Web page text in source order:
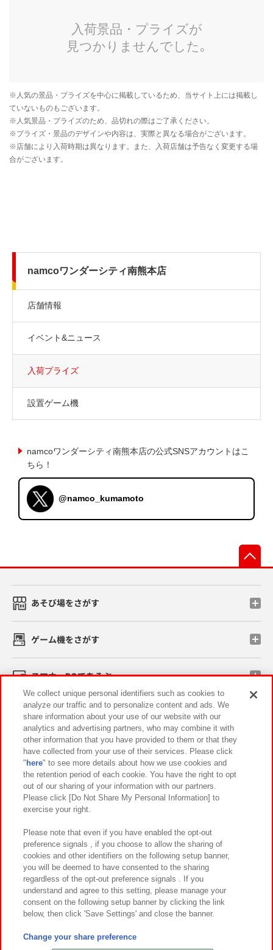
namcoワンダーシティ南熊本店
店舗情報
イベント&ニュース
入荷プライズ
設置ゲーム機
namcoワンダーシティ南熊本店の公式SNSアカウントはこ
ちら！
@namco_kumamoto
あそび場をさがす
ゲーム機をさがす
スマホ・PCであそぶ
イベント・キャンペーン
関連会社 サステナビリティ サイトポリシー
プライバシーポリシー ウェブアクセシビリティ方針と検証結果
お取引先さまとともに
カスタマーハラスメント対応方針 よくあるご質問・お問い合わせ
©Bandai Namco Amusement Inc.
©Bandai Namco Amusement Lab Inc.
We collect unique personal identifiers such as cookies to
analyze our traffic and to personalize content and ads. We
share information about your use of our website with our
analytics and advertising partners, who may combine it with
other information that you have provided to them or that they
have collected from your use of their services. Please click
" here" to see more details about how we use cookies and
the retention period of each cookie. You have the right to opt
out of our sharing of your information with our partners.
Please click [Do Not Share My Personal Information] to
exercise your right.
Please note that even if you have enabled the opt-out
preference signals , if you choose to allow the sharing of
cookies and other identifiers on the following setup banner,
you will be deemed to have consented to the sharing
regardless of the opt-out preference signals . If you
understand and agree to this setting, please manage your
consent on the following setup banner by clicking the link
below, then click 'Save Settings' and close the banner.
Change your share preference